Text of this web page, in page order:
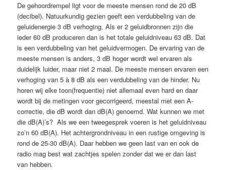
De gehoordrempel ligt voor de meeste mensen rond de 20 dB
(decibel). Natuurkundig gezien geeft een verdubbeling van de
geluidenergie 3 dB verhoging. Als er 2 geluidbronnen zijn die
ieder 60 dB produceren dan is het totale geluidniveau 63 dB. Dat
is een verdubbeling van het geluidvermogen. De ervaring van de
meeste mensen is anders, 3 dB hoger wordt wel ervaren als
duidelijk luider, maar niet 2 maal. De meeste mensen ervaren een
verhoging van 5 à 8 dB als een verdubbeling van de hinder. Nu
horen wij elke toon(frequentie) niet allemaal even hard en daar
wordt bij de metingen voor gecorrigeerd, meestal met een A-
correctie, die dB wordt dan dB(A) genoemd. Wat kunnen we met
die dB(A)’s? Als we een tweegesprek voeren is het geluidniveau
zo’n 60 dB(A). Het achtergrondniveau in een rustige omgeving is
rond de 25-30 dB(A). Daar hebben we geen last van en ook de
radio mag best wat zachtjes spelen zonder dat we er dan last
van hebben.